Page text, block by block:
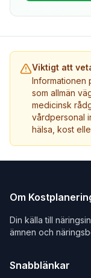
Viktigt att
Informationen
som allmän
medicinsk
vårdpersonal
hälsa, kost
Om
Din källa till
ämnen och
Snabblänkar